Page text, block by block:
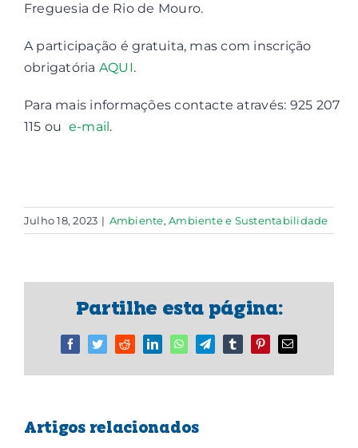
Freguesia de Rio de Mouro.
A participação é gratuita, mas com inscrição
obrigatória AQUI.
Para mais informações contacte através: 925 207
115 ou e-mail.
Julho 18, 2023 | Ambiente,Ambiente e Sustentabilidade
Partilhe esta página:
FacebookTwitterRedditLinkedInWhatsAppTelegramTumblrPinterestEmail
Artigos relacionados